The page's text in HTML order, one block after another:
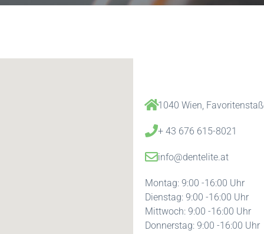
1040 Wien,
+ 43 676 615-8021
info@dentelite.at
Montag: 9:00 -16:00 Uhr
Dienstag: 9:00 -16:00 Uhr
Mittwoch: 9:00 -16:00 Uhr
Donnerstag: 9:00 -16:00 Uhr